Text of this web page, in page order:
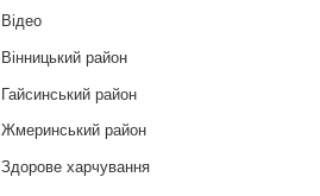
Відео
Вінницький район
Гайсинський район
Жмеринський район
Здорове харчування